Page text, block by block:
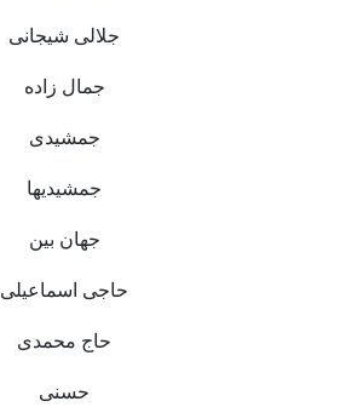
جلالی شیجانی
جمال زاده
جمشیدی
جمشیدیها
جهان بین
حاجی اسماعیلی
حاج محمدی
حسنی